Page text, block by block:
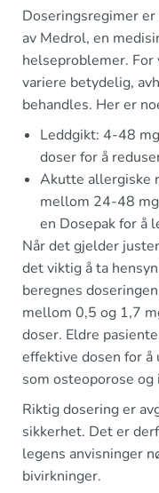
Doseringsregimer
av Medrol, en
helseproblemer. For
variere betydelig,
behandles. Her er
Leddgikt: 4-48
doser for å
Akutte allergiske
mellom 24-48
en Dosepak for å
Når det gjelder
det viktig å ta
beregnes
mellom 0,5 og 1,7
doser. Eldre
effektive dosen for
som osteoporose og
Riktig dosering er
sikkerhet. Det er
legens anvisninger
bivirkninger.